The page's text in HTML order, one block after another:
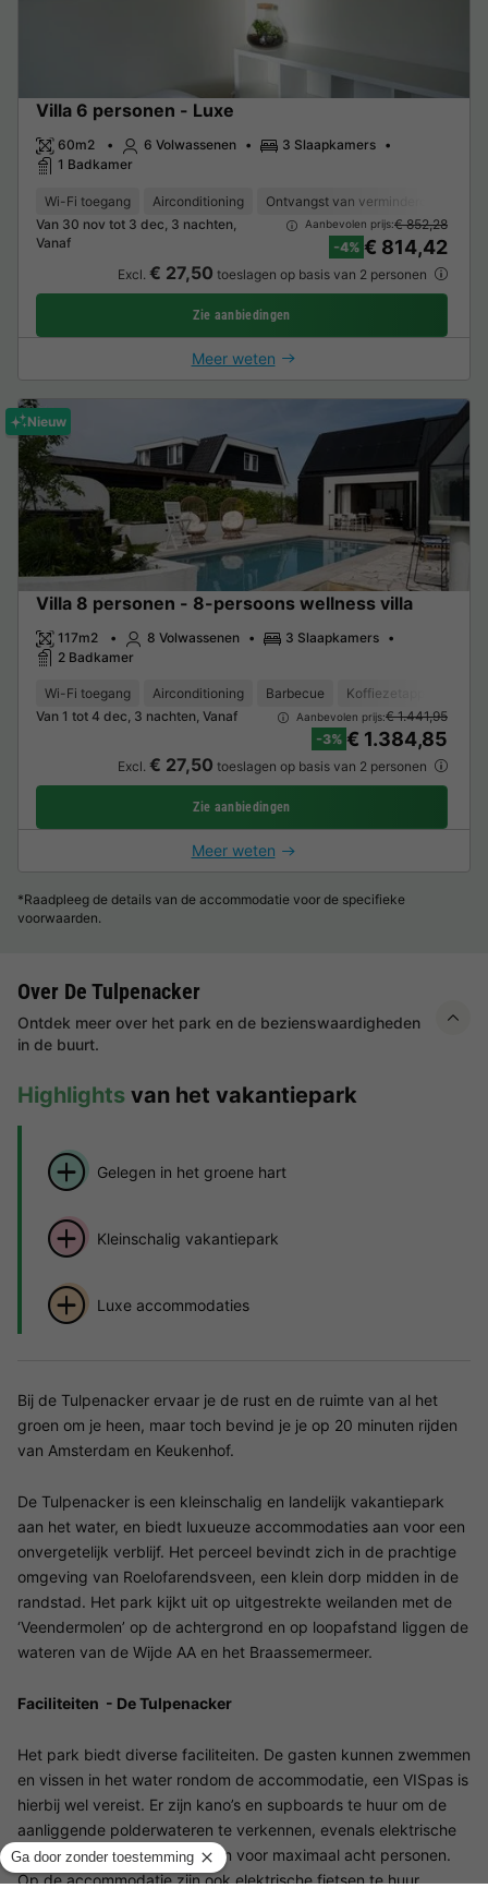
Villa 6 personen - Luxe
60m2 6 Volwassenen
3 Slaapkamers
1 Badkamer
Wi-Fi toegang Airconditioning
Ontvangst van verminderde
Van 30 nov tot 3 dec, 3 nachten,
Vanaf
Aanbevolen prijs:€ 852,28
-4% € 814,42
Excl. € 27,50 toeslagen op basis van 2 personen
Zie aanbiedingen
Meer weten
Nieuw
Villa 8 personen - 8-persoons wellness villa
117m2 8 Volwassenen
3 Slaapkamers
2 Badkamer
Wi-Fi toegang Airconditioning Barbecue Koffiezetapparaat
Van 1 tot 4 dec, 3 nachten, Vanaf
Aanbevolen prijs:€ 1.441,95
-3% € 1.384,85
Excl. € 27,50 toeslagen op basis van 2 personen
Zie aanbiedingen
Meer weten
*Raadpleeg de details van de accommodatie voor de specifieke
voorwaarden.
Over De Tulpenacker
Ontdek meer over het park en de bezienswaardigheden
in de buurt.
Highlights van het vakantiepark
Gelegen in het groene hart
Kleinschalig vakantiepark
Luxe accommodaties
Bij de Tulpenacker ervaar je de rust en de ruimte van al het
groen om je heen, maar toch bevind je je op 20 minuten rijden
van Amsterdam en Keukenhof.
De Tulpenacker is een kleinschalig en landelijk vakantiepark
aan het water, en biedt luxueuze accommodaties aan voor een
onvergetelijk verblijf. Het perceel bevindt zich in de prachtige
omgeving van Roelofarendsveen, een klein dorp midden in de
randstad. Het park kijkt uit op uitgestrekte weilanden met de
‘Veendermolen’ op de achtergrond en op loopafstand liggen de
wateren van de Wijde AA en het Braassemermeer.
Faciliteiten - De Tulpenacker
Het park biedt diverse faciliteiten. De gasten kunnen zwemmen
en vissen in het water rondom de accommodatie, een VISpas is
hierbij wel vereist. Er zijn kano’s en supboards te huur om de
aanliggende polderwateren te verkennen, evenals elektrische
fluitsterboten die geschikt zijn voor maximaal acht personen.
Op de accommodatie zijn ook elektrische fietsen te huur,